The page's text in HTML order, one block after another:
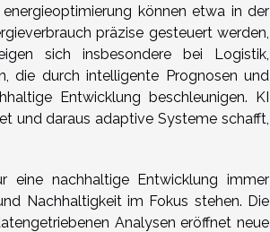
können etwa in der
präzise gesteuert werden,
sich insbesondere bei Logistik,
die durch intelligente Prognosen und
Entwicklung beschleunigen. KI
und daraus adaptive Systeme schafft,
eine nachhaltige Entwicklung immer
Nachhaltigkeit im Fokus stehen. Die
Analysen eröffnet neue